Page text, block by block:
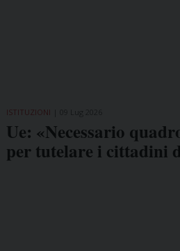
ISTITUZIONI
Ue: «Necessario
per tutelare i cittadini